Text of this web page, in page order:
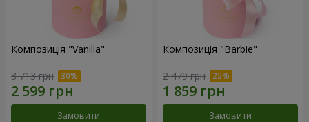
Композиція "Vanilla"
3 713 грн
Замовити
Композиція "Barbie"
2 479 грн
Замовити